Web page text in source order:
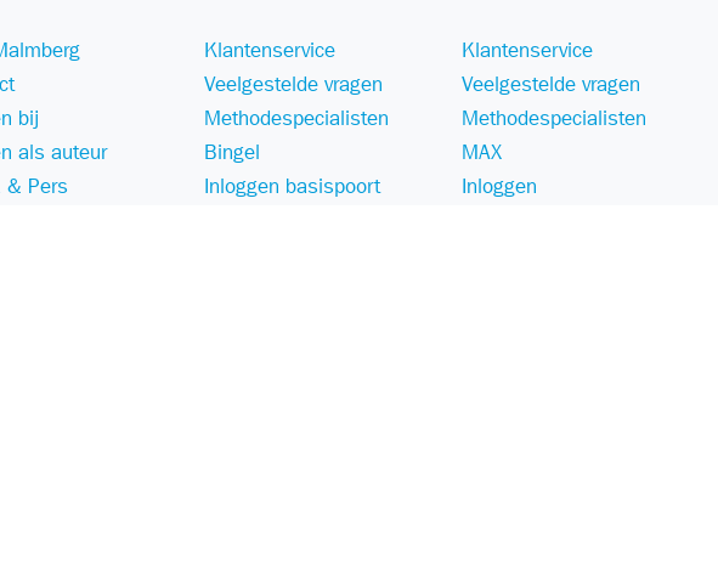
bij
als auteur
& Pers
Klantenservice
Veelgestelde vragen
Methodespecialisten
Bingel
Inloggen basispoort
Klantenservice
Veelgestelde vragen
Methodespecialisten
MAX
Inloggen